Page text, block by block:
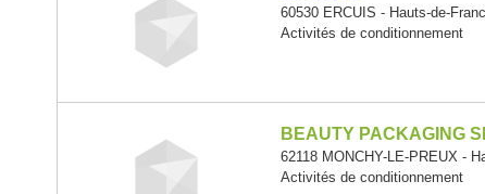
60530 ERCUIS - Hauts-de-
Activités de conditionnement
BEAUTY PACKAGING
62118 MONCHY-LE-PREUX -
Activités de conditionnement